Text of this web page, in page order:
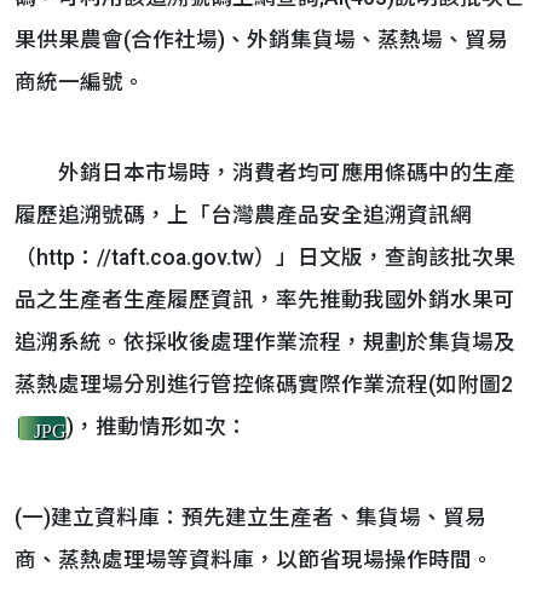
果供果農會(合作社場)、外銷集貨場、蒸熱場、貿易
商統一編號。
外銷日本市場時，消費者均可應用條碼中的生產
履歷追溯號碼，上「台灣農產品安全追溯資訊網
（http：//taft.coa.gov.tw）」日文版，查詢該批次果
品之生產者生產履歷資訊，率先推動我國外銷水果可
追溯系統。依採收後處理作業流程，規劃於集貨場及
蒸熱處理場分別進行管控條碼實際作業流程(如附圖2
JPG)，推動情形如次：
(一)建立資料庫：預先建立生產者、集貨場、貿易
商、蒸熱處理場等資料庫，以節省現場操作時間。